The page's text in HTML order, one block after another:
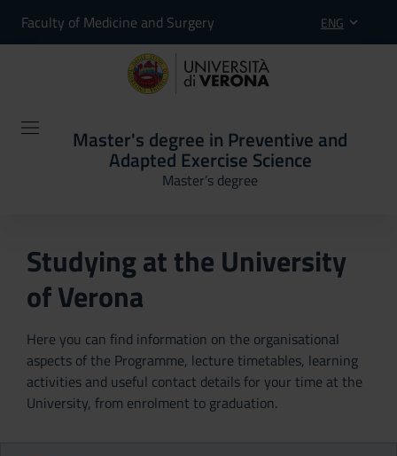
Faculty of Medicine and Surgery ENG
Master's degree in Preventive and
Adapted Exercise Science
Master’s degree
Studying at the University
of Verona
Here you can find information on the organisational
aspects of the Programme, lecture timetables, learning
activities and useful contact details for your time at the
University, from enrolment to graduation.